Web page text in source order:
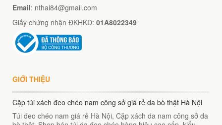
GIỎ
Email: nthai84@gmail.com
Giấy chứng nhận ĐKHKD: 01A8022349
GIỚI THIỆU
Cặp túi xách đeo chéo nam công sở giá rẻ da bò thật Hà Nội
Túi đeo chéo nam giá rẻ Hà Nội, Cặp xách da nam công sở da